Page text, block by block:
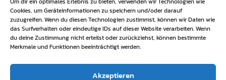
Cookies, um Geräteinformationen zu speichern und/oder darauf
zuzugreifen. Wenn du diesen Technologien zustimmst, können wir Daten wie
das Surfverhalten oder eindeutige IDs auf dieser Website verarbeiten. Wenn
du deine Zustimmung nicht erteilst oder zurückziehst, können bestimmte
Merkmale und Funktionen beeinträchtigt werden.
Akzeptieren